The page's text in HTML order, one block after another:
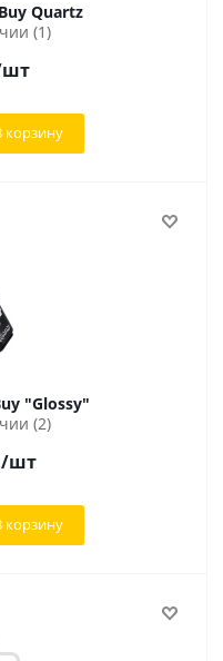
Quartz
(1)
корзину
"Glossy"
(2)
/шт
корзину